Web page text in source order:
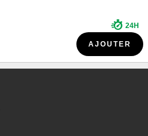
24H
AJOUTER